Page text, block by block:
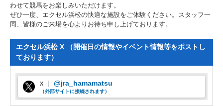
わせて競馬をお楽しみいただけます。
ぜひ一度、エクセル浜松の快適な施設をご体験ください。スタッフ一
同、皆様のご来場を心よりお待ち申し上げております。
エクセル浜松 X （開催日の情報やイベント情報等をポストし
ております）
X @jra_hamamatsu
（外部サイトに接続されます）